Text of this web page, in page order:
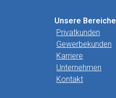
Unsere Bereiche
Privatkunden
Gewerbekunden
Karriere
Unternehmen
Kontakt